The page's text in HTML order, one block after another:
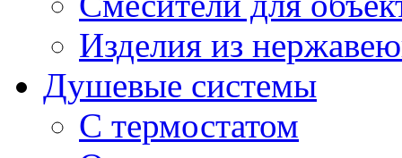
Изделия из
Душевые системы
С термостатом